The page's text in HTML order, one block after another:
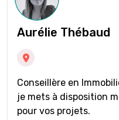
Aurélie Thébaud
Conseillère en
je mets à disposition
pour vos projets.